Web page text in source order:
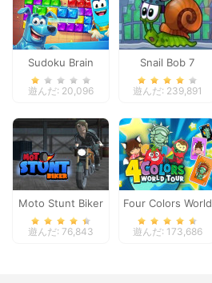
Sudoku Brain
Blocks
遊んだ: 20,096
Snail Bob 7
遊んだ: 239,891
Moto Stunt Biker
遊んだ: 76,843
Four Colors World
Tour
遊んだ: 173,686